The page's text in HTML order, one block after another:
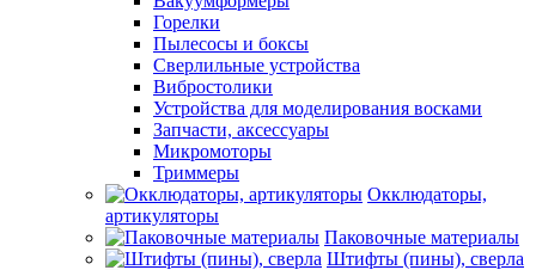
Горелки
Пылесосы и боксы
Сверлильные устройства
Вибростолики
Устройства для моделирования восками
Запчасти, аксессуары
Микромоторы
Триммеры
Окклюдаторы,
артикуляторы
Паковочные материалы
Штифты (пины), сверла